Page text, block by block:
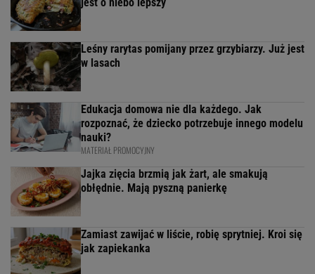
Leśny rarytas pomijany przez grzybiarzy. Już jest
w lasach
Edukacja domowa nie dla każdego. Jak
rozpoznać, że dziecko potrzebuje innego modelu
nauki?
MATERIAŁ PROMOCYJNY
Jajka zięcia brzmią jak żart, ale smakują
obłędnie. Mają pyszną panierkę
Zamiast zawijać w liście, robię sprytniej. Kroi się
jak zapiekanka